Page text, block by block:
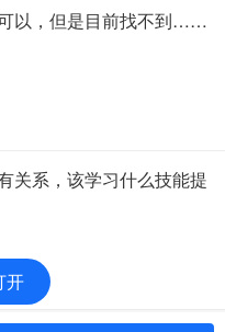
以，但是目前找不到……
关系，该学习什么技能提
开